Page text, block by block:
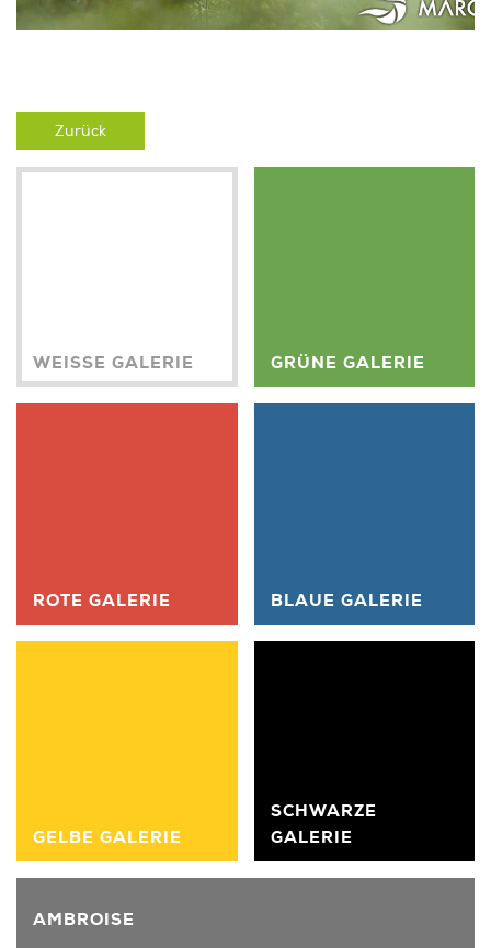
Zurück
WEISSE GALERIE GRÜNE GALERIE
ROTE GALERIE BLAUE GALERIE
GELBE GALERIE
SCHWARZE
GALERIE
AMBROISE